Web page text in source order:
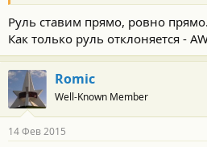
Руль ставим прямо, ровно
Как только руль отклоняется -
Romic
Well-Known Member
14 Фев 2015